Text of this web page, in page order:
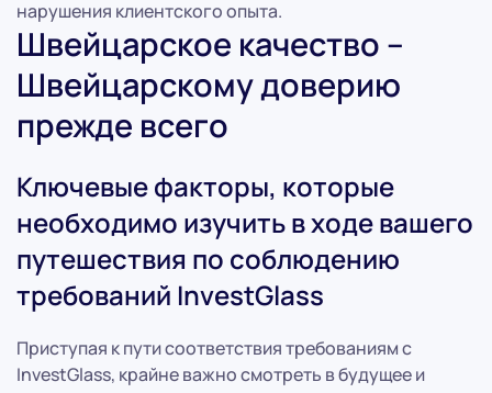
нарушения клиентского опыта.
Швейцарское качество –
Швейцарскому доверию
прежде всего
Ключевые факторы, которые
необходимо изучить в ходе вашего
путешествия по соблюдению
требований InvestGlass
Приступая к пути соответствия требованиям с
InvestGlass, крайне важно смотреть в будущее и